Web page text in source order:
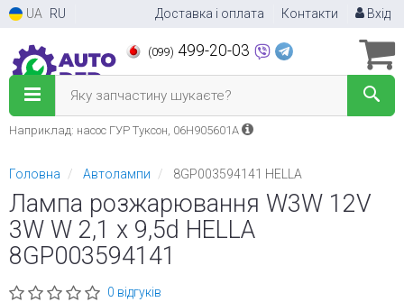
UA RU Доставка і оплата Контакти Вхід
(099) 499-20-03
Яку запчастину шукаєте?
Наприклад: насос ГУР Туксон, 06H905601A
Головна Автолампи 8GP003594141 HELLA
Лампа розжарювання W3W 12V
3W W 2,1 x 9,5d HELLA
8GP003594141
0 відгуків